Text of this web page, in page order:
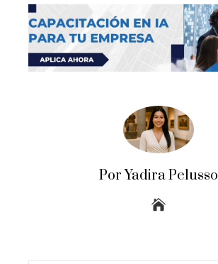
Por Yadira Pelusso